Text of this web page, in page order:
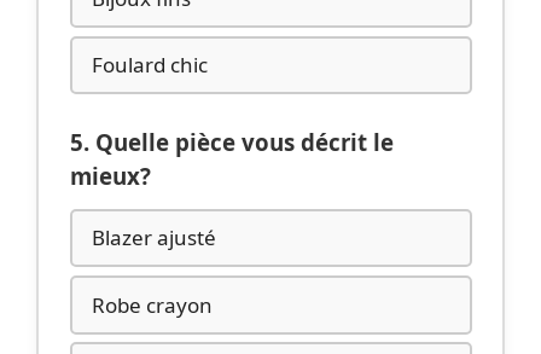
Foulard chic
5. Quelle pièce vous décrit le
mieux?
Blazer ajusté
Robe crayon